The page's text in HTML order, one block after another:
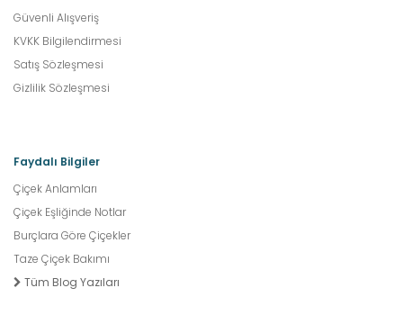
Güvenli Alışveriş
KVKK Bilgilendirmesi
Satış Sözleşmesi
Gizlilik Sözleşmesi
Faydalı Bilgiler
Çiçek Anlamları
Çiçek Eşliğinde Notlar
Burçlara Göre Çiçekler
Taze Çiçek Bakımı
Tüm Blog Yazıları